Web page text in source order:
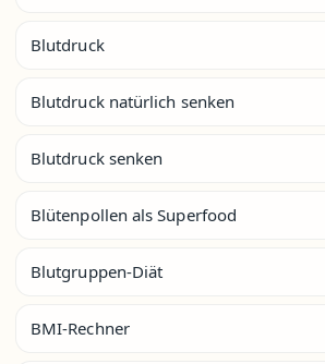
Blutdruck
Blutdruck natürlich senken
Blutdruck senken
Blütenpollen als Superfood
Blutgruppen-Diät
BMI-Rechner